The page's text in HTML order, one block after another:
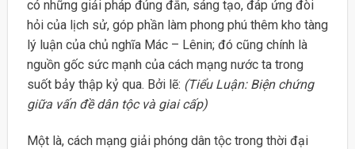
có những giải pháp đúng đắn, sáng tạo, đáp ứng đòi
hỏi của lịch sử, góp phần làm phong phú thêm kho tàng
lý luận của chủ nghĩa Mác – Lênin; đó cũng chính là
nguồn gốc sức mạnh của cách mạng nước ta trong
suốt bảy thập kỷ qua. Bởi lẽ: (Tiểu Luận: Biện chứng
giữa vấn đề dân tộc và giai cấp)
Một là, cách mạng giải phóng dân tộc trong thời đại